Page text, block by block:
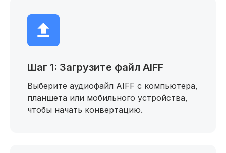
Шаг 1: Загрузите файл AIFF
Выберите аудиофайл AIFF с компьютера,
планшета или мобильного устройства,
чтобы начать конвертацию.